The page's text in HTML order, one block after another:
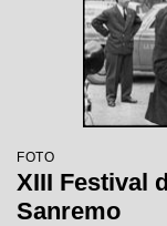
FOTO
XIII Festival
Sanremo